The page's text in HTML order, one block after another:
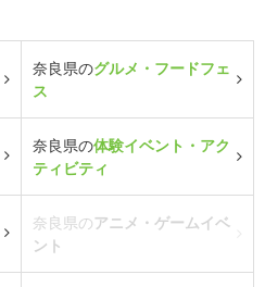
奈良県のグルメ・フードフェ
ス
奈良県の体験イベント・アク
ティビティ
奈良県のアニメ・ゲームイベ
ント